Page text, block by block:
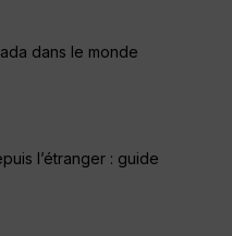
dans le monde
l’étranger : guide